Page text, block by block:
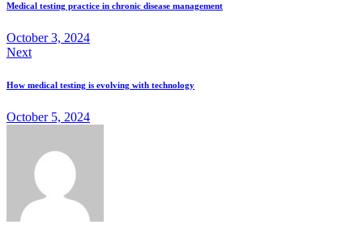
Medical testing practice in chronic disease management
October 3, 2024
Next
How medical testing is evolving with technology
October 5, 2024